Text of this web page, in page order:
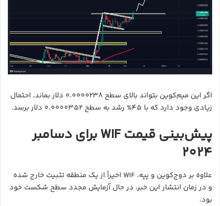
اگر این میم‌کوین بتواند بالای سطح 0.0000238 دلار بماند، احتمال
زیادی وجود دارد که با 45% رشد به سطح 0.0000352 دلار برسد.
پیش‌بینی قیمت WIF برای دسامبر
2024
علاوه بر دوج‌کوین و پپه، WIF اخیراً از یک منطقه تثبیت خارج شده
و در زمان انتشار این خبر، در حال آزمایش مجدد سطح شکست خود
بود.